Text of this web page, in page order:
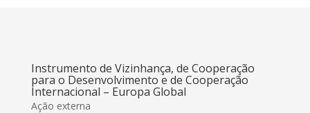
Instrumento de Vizinhança, de Cooperação
para o Desenvolvimento e de Cooperação
Internacional – Europa Global
Ação externa